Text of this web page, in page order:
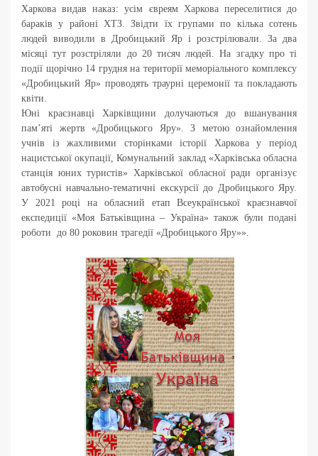
Харкова видав наказ: усім євреям Харкова переселитися до
бараків у районі ХТЗ. Звідти їх групами по кілька сотень
людей виводили в Дробицький Яр і розстрілювали. За два
місяці тут розстріляли до 20 тисяч людей. На згадку про ті
події щорічно 14 грудня на території меморіального комплексу
«Дробицький Яр» проводять траурні церемонії та покладають
квіти.
Юні краєзнавці Харківщини долучаються до вшанування
пам’яті жертв «Дробицького Яру». З метою ознайомлення
учнів із жахливими сторінками історії Харкова у період
нацистської окупації, Комунальний заклад «Харківська обласна
станція юних туристів» Харківської обласної ради організує
автобусні навчально-тематичні екскурсії до Дробицького Яру.
У 2021 році на обласний етап Всеукраїнської краєзнавчої
експедиції «Моя Батьківщина – Україна» також були подані
роботи до 80 роковин трагедії «Дробицького Яру»».